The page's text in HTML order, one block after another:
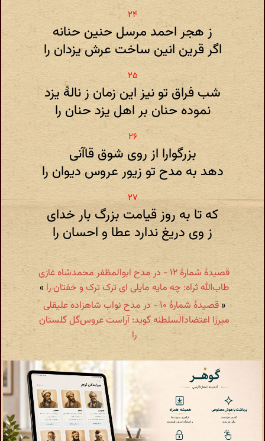
ز هجر احمد مرسل حنین حنانه
اگر قرین انین ساخت عرش یزدان را
شب فراق تو نیز این زمان ز نالهٔ یزد
نموده حنان بر اهل یزد حنان را
بزرگوارا از روی شوق قاآنی
دهد به مدح تو زیور عروس دیوان را
که تا به روز قیامت بزرگ بار خدای
ز وی دریغ ندارد عطا و احسان را
قصیدهٔ شمارهٔ ۱۲ - در مدح ابوالمظفر محمدشاه غازی
طاب‌الله ثراه: چه مایه مایلی ای ترک ترک و خفتان را»
«
قصیدهٔ شمارهٔ ۱۰ - در مدح نواب شاهزاده علیقلی
میرزا اعتضادالسلطنه گوید: آراست عروس‌گل گلستان
را